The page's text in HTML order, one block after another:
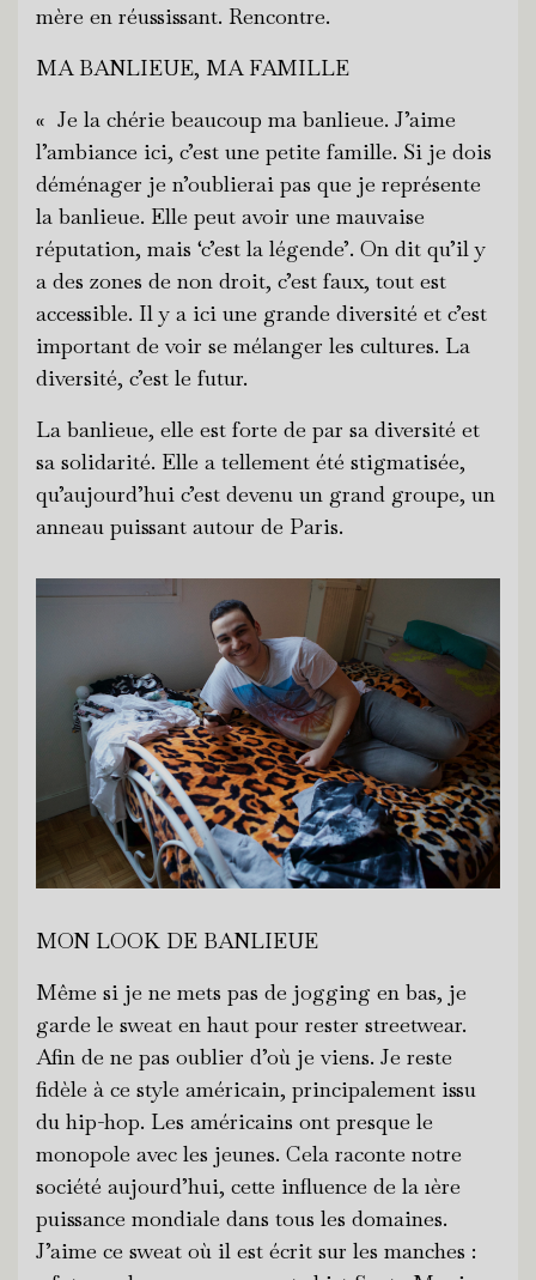
mère en réussissant. Rencontre.
MA BANLIEUE, MA FAMILLE
« Je la chérie beaucoup ma banlieue. J’aime
l’ambiance ici, c’est une petite famille. Si je dois
déménager je n’oublierai pas que je représente
la banlieue. Elle peut avoir une mauvaise
réputation, mais ‘c’est la légende’. On dit qu’il y
a des zones de non droit, c’est faux, tout est
accessible. Il y a ici une grande diversité et c’est
important de voir se mélanger les cultures. La
diversité, c’est le futur.
La banlieue, elle est forte de par sa diversité et
sa solidarité. Elle a tellement été stigmatisée,
qu’aujourd’hui c’est devenu un grand groupe, un
anneau puissant autour de Paris.
MON LOOK DE BANLIEUE
Même si je ne mets pas de jogging en bas, je
garde le sweat en haut pour rester streetwear.
Afin de ne pas oublier d’où je viens. Je reste
fidèle à ce style américain, principalement issu
du hip-hop. Les américains ont presque le
monopole avec les jeunes. Cela raconte notre
société aujourd’hui, cette influence de la 1ère
puissance mondiale dans tous les domaines.
J’aime ce sweat où il est écrit sur les manches :